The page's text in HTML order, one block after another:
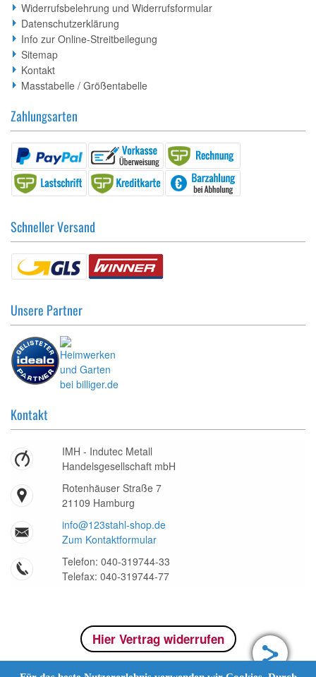
Widerrufsbelehrung und Widerrufsformular
Datenschutzerklärung
Info zur Online-Streitbeilegung
Sitemap
Kontakt
Masstabelle / Größentabelle
Zahlungsarten
Schneller Versand
Unsere Partner
Kontakt
IMH - Indutec Metall
Handelsgesellschaft mbH
Rotenhäuser Straße 7
21109 Hamburg
info@123stahl-shop.de
Zum Kontaktformular
Telefon: 040-319744-33
Telefax: 040-319744-77
Hier Vertrag widerrufen